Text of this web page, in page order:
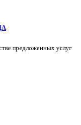
предложенных услуг